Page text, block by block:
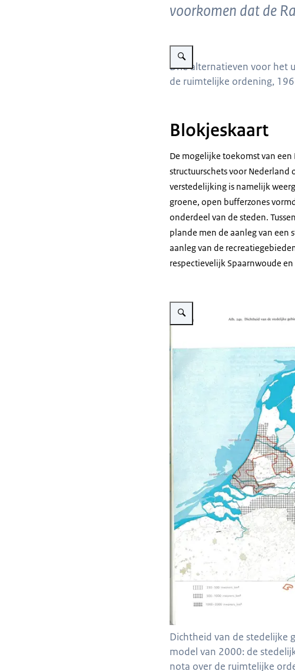
voorkomen dat de
Vergroot afbeelding Twee pagina's
Drie alternatieven voor het
de ruimtelijke ordening,
Blokjeskaart
De mogelijke toekomst van
structuurschets voor Nederland
verstedelijking is namelijk
groene, open bufferzones
onderdeel van de steden.
plande men de aanleg van een
aanleg van de
respectievelijk Spaarnwoude
Vergroot afbeelding Twee kaartjes
Dichtheid van de stedelijke
model van 2000: de
nota over de ruimtelijke